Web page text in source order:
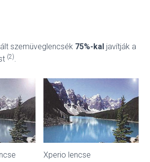
szemüveglencsék 75%-kal javítják a
(2).
Xperio lencse